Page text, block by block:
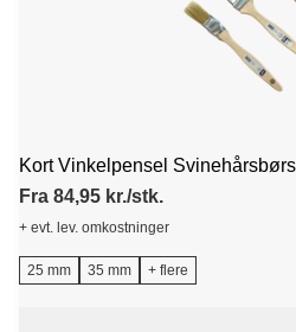
Kort Vinkelpensel
Fra 84,95 kr./stk.
+ evt. lev. omkostninger
25 mm 35 mm + flere